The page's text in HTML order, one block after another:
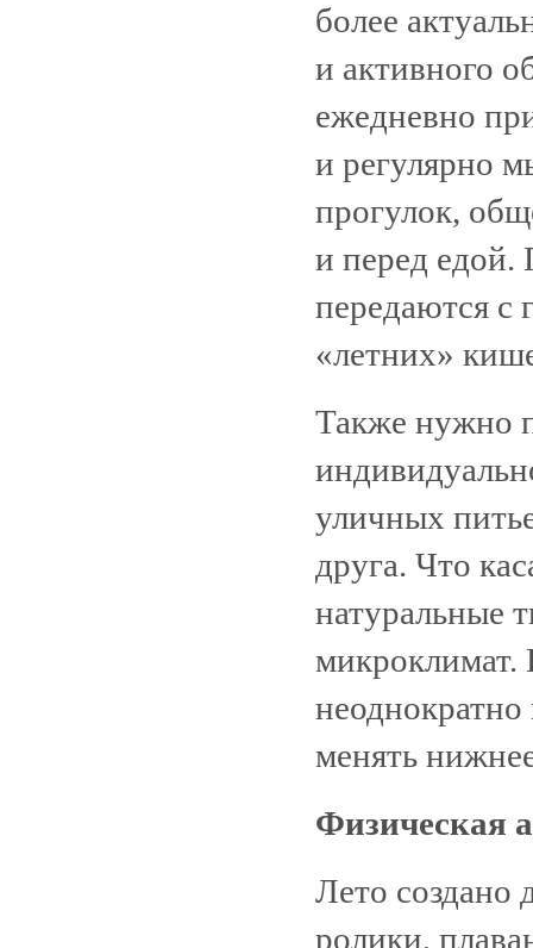
более
и активного
ежедневно
и регулярно
прогулок,
и перед
передаются с
«летних»
Также нужно
уличных
друга. Что
натуральные
микроклимат.
неоднократно
менять
Физическая
Лето создано
ролики,